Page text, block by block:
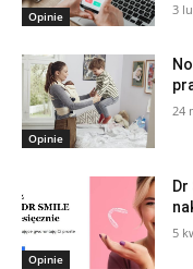
Opinie 3
Opinie
24
Opinie
5